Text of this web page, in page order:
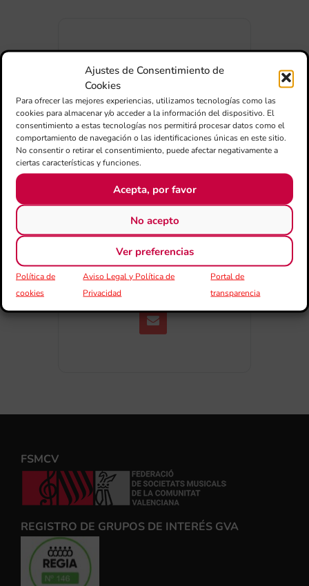
Ajustes de Consentimiento de
Cookies
Para ofrecer las mejores experiencias, utilizamos tecnologías como las
cookies para almacenar y/o acceder a la información del dispositivo. El
consentimiento a estas tecnologías nos permitirá procesar datos como el
comportamiento de navegación o las identificaciones únicas en este sitio.
No consentir o retirar el consentimiento, puede afectar negativamente a
ciertas características y funciones.
Acepta, por favor
No acepto
Ver preferencias
Política de
cookies
Aviso Legal y Política de
Privacidad
Portal de
transparencia
+ Añadir a Google Calendar
+ exportación iCal / Outlook
COMPARTIR ESTE EVENTO
FSMCV
REGISTRO DE GRUPOS DE INTERÉS GVA